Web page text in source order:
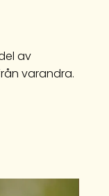
av
varandra.